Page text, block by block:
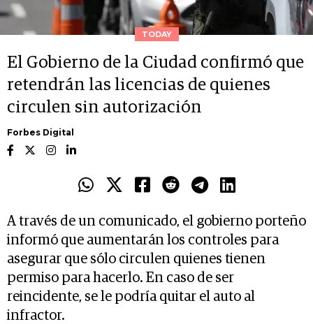
TODAY
El Gobierno de la Ciudad confirmó que
retendrán las licencias de quienes
circulen sin autorización
Forbes Digital
A través de un comunicado, el gobierno porteño
informó que aumentarán los controles para
asegurar que sólo circulen quienes tienen
permiso para hacerlo. En caso de ser
reincidente, se le podría quitar el auto al
infractor.